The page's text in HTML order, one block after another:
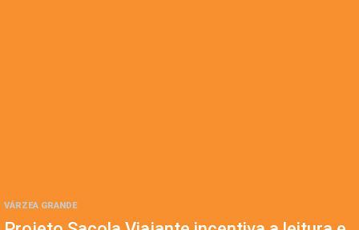
VÁRZEA GRANDE